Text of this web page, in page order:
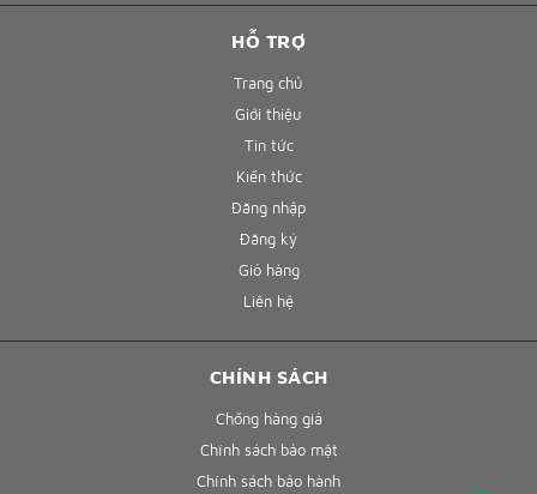
HỖ TRỢ
Trang chủ
Giới thiệu
Tin tức
Kiến thức
Đăng nhập
Đăng ký
Giỏ hàng
Liên hệ
CHÍNH SÁCH
Chống hàng giả
Chính sách bảo mật
Chính sách bảo hành